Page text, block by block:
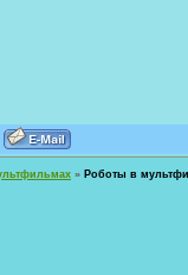
» Роботы в